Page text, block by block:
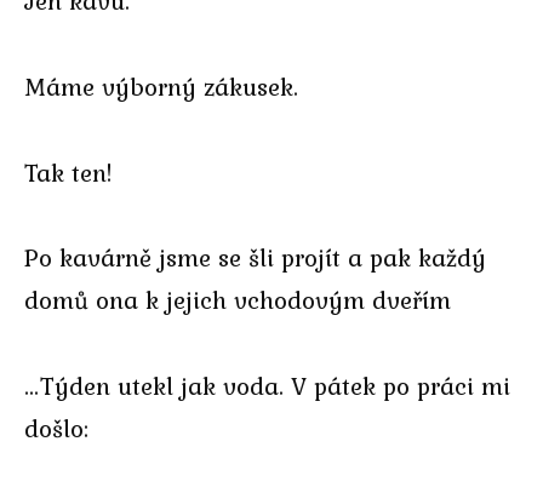
Máme výborný zákusek.
Tak ten!
Po kavárně jsme se šli projít a pak každý
domů ona k jejich vchodovým dveřím
…Týden utekl jak voda. V pátek po práci mi
došlo: